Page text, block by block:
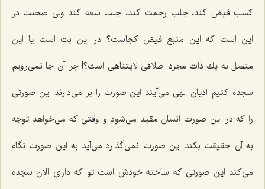
كسب فیض كند، جلب رحمت كند، جلب سعه كند ولی صحبت در
این است كه این منبع فیض كجاست؟ در این بت است یا این
متصل به یك ذات مجرد اطلاقی لایتناهی است؟! چرا آن جا نمی‌رویم
سجده كنیم ادیان الهی می‌آیند این صورت را بر می‌دارند این صورتی
را كه در این صورت انسان مقید می‌شود و وقتی كه می‌خواهد توجه
به آن حقیقت بكند این صورت نمی‌گذارد می‌آید به این صورت نگاه
می‌كند این صورتی كه ساخته خودش است تو كه داری الان سجده